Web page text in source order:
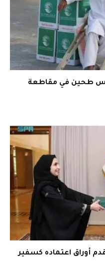
السعودية توزع 1500 كيس طحين في مقاطعة
أوراق اعتماده كسفير